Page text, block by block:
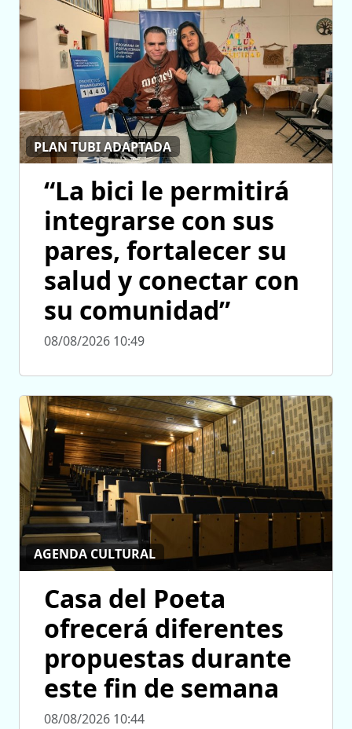
PLAN TUBI ADAPTADA
“La bici le permitirá
integrarse con sus
pares, fortalecer su
salud y conectar con
su comunidad”
08/08/2026 10:49
AGENDA CULTURAL
Casa del Poeta
ofrecerá diferentes
propuestas durante
este fin de semana
08/08/2026 10:44